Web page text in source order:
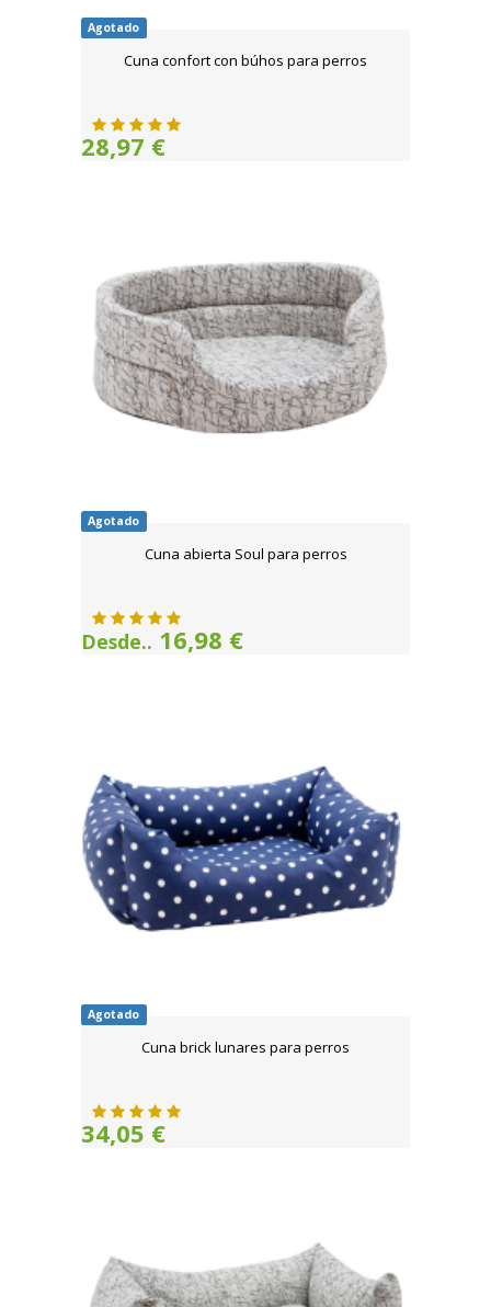
Agotado
Cuna confort con búhos para perros
28,97 €
Agotado
Cuna abierta Soul para perros
Desde.. 16,98 €
Agotado
Cuna brick lunares para perros
34,05 €